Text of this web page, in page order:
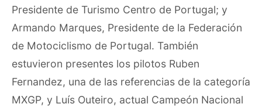
Presidente de Turismo Centro de Portugal; y
Armando Marques, Presidente de la Federación
de Motociclismo de Portugal. También
estuvieron presentes los pilotos Ruben
Fernandez, una de las referencias de la categoría
MXGP, y Luís Outeiro, actual Campeón Nacional